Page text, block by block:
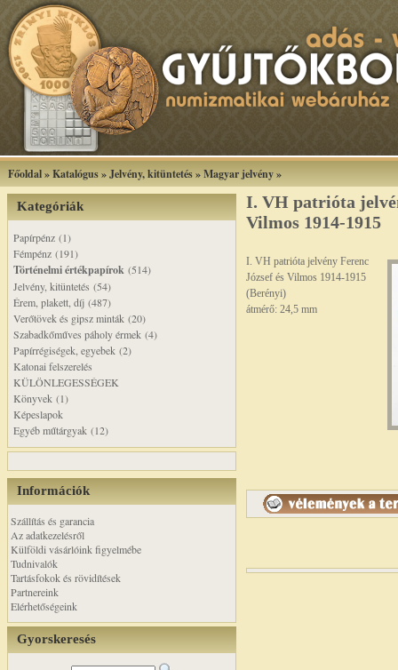
Főoldal»Katalógus»Jelvény, kitüntetés»Magyar jelvény»
Kategóriák
Papírpénz (1)
Fémpénz (191)
Történelmi értékpapírok (514)
Jelvény, kitüntetés (54)
Érem, plakett, díj (487)
Verőtövek és gipsz minták (20)
Szabadkőműves páholy érmek (4)
Papírrégiségek, egyebek (2)
Katonai felszerelés
KÜLÖNLEGESSÉGEK
Könyvek (1)
Képeslapok
Egyéb műtárgyak (12)
Információk
Szállítás és garancia
Az adatkezelésről
Külföldi vásárlóink figyelmébe
Tudnivalók
Tartásfokok és rövidítések
Partnereink
Elérhetőségeink
Gyorskeresés
I. VH patrióta
Vilmos 1914-1915
I. VH patrióta jelvény Ferenc
József és Vilmos 1914-1915
(Berényi)
átmérő: 24,5 mm